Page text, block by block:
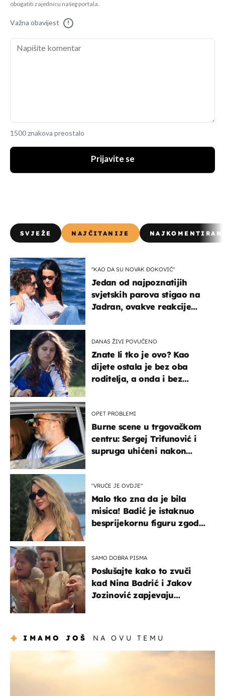
obogatiti zajednicu našeg portala.
Važna obavijest !
1500 znakova preostalo
Prijavite se
SVJEŽE NAJČITANIJE
"KAO DA SU NOVAK ĐOKOVIĆ"
Jedan od najpoznatijih
svjetskih parova stigao na
Jadran, ovakve reakcije
DANAS ŽIVI POVUČENO
Znate li tko je ovo? Kao
dijete ostala je bez oba
roditelja, a onda i bez
OPET PROBLEMI
Burne scene u trgovačkom
centru: Sergej Trifunović i
supruga uhićeni nakon
"VRUĆE JE OVDJE"
Malo tko zna da je bila
misica! Badić je istaknuo
besprijekornu figuru zgodne
SAMO DOBRA PISMA
Poslušajte kako to zvuči
kad Nina Badrić i Jakov
Jozinović zapjevaju
IMAMO JOŠ NA OVU TEMU